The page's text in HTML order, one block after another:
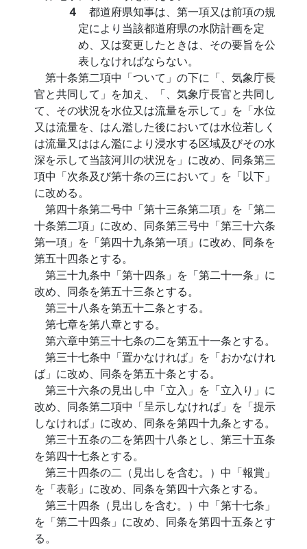
４ 都道府県知事は、第一項又は前項の規
定により当該都道府県の水防計画を定
め、又は変更したときは、その要旨を公
表しなければならない。
第十条第二項中「ついて」の下に「、気象庁長
官と共同して」を加え、「、気象庁長官と共同し
て、その状況を水位又は流量を示して」を「水位
又は流量を、はん濫した後においては水位若しく
は流量又ははん濫により浸水する区域及びその水
深を示して当該河川の状況を」に改め、同条第三
項中「次条及び第十条の三において」を「以下」
に改める。
第四十条第二号中「第十三条第二項」を「第二
十条第二項」に改め、同条第三号中「第三十六条
第一項」を「第四十九条第一項」に改め、同条を
第五十四条とする。
第三十九条中「第十四条」を「第二十一条」に
改め、同条を第五十三条とする。
第三十八条を第五十二条とする。
第七章を第八章とする。
第六章中第三十七条の二を第五十一条とする。
第三十七条中「置かなければ」を「おかなけれ
ば」に改め、同条を第五十条とする。
第三十六条の見出し中「立入」を「立入り」に
改め、同条第二項中「呈示しなければ」を「提示
しなければ」に改め、同条を第四十九条とする。
第三十五条の二を第四十八条とし、第三十五条
を第四十七条とする。
第三十四条の二（見出しを含む。）中「報賞」
を「表彰」に改め、同条を第四十六条とする。
第三十四条（見出しを含む。）中「第十七条」
を「第二十四条」に改め、同条を第四十五条とす
る。